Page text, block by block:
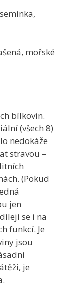
mořské
bílkovin.
(všech 8)
nedokáže
stravou –
(Pokud
jen
se i na
funkcí. Je
jsou
je